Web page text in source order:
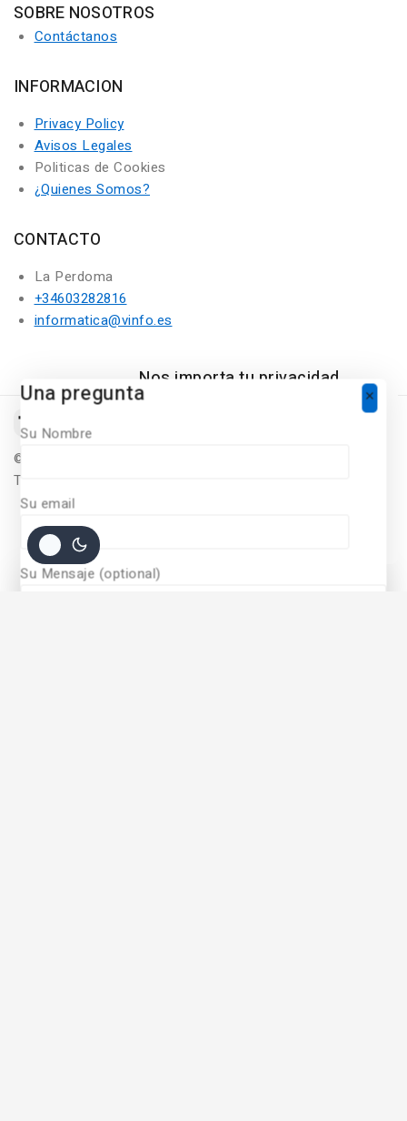
SOBRE NOSOTROS
Contáctanos
INFORMACION
Privacy Policy
Avisos Legales
Politicas de Cookies
¿Quienes Somos?
CONTACTO
La Perdoma
+34603282816
informatica@vinfo.es
©
Todos Los derechos Reservados
Nos importa tu privacidad
Para ofrecer una experiencia de
Una pregunta
Su Nombre
Su email
Su Mensaje (optional)